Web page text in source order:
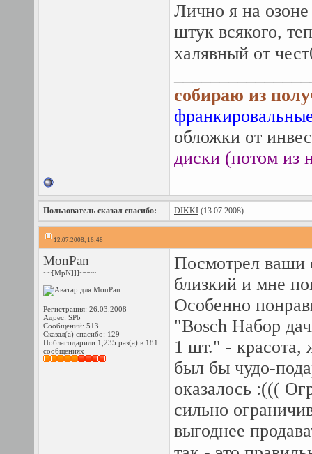
Лично я на
штук всякого,
халявный от
собираю из
обложки от
диски (потом из
Пользователь сказал cпасибо: DIKKI (13.07.2008)
12.07.2008, 16:48
MonPan
~~[MpN]]]~~~~
Регистрация: 26.03.2008
Адрес: SPb
Сообщений: 513
Сказал(а) спасибо: 129
Поблагодарили 1,235 раз(а) в 181
сообщениях
Посмотрел ваши
близкий и мне
Особенно
"Bosch Набор
1 шт." - красота,
был бы чудо-
оказалось :(((
сильно
выгоднее